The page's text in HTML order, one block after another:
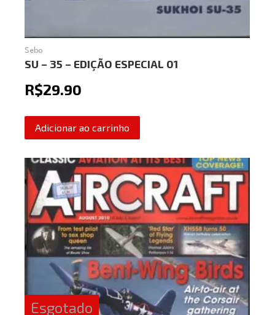
Sebo
SU – 35 – EDIÇÃO ESPECIAL 01
R$29.90
Adicionar ao carrinho
Esgotado